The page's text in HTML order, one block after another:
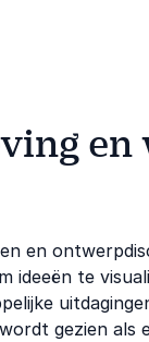
en
ideeën te
gezien als